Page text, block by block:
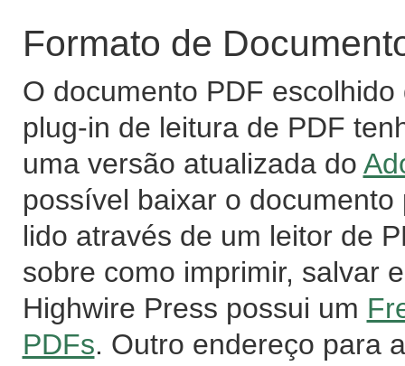
Formato de
O documento PDF
plug-in de leitura de PDF
uma versão atualizada do
possível baixar o
lido através de um leitor de
sobre como imprimir, salvar
Highwire Press possui um
PDFs. Outro endereço para